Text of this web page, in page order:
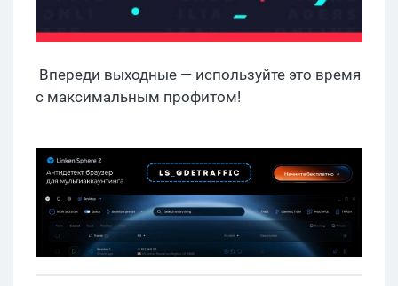
Впереди выходные — используйте это время
с максимальным профитом!